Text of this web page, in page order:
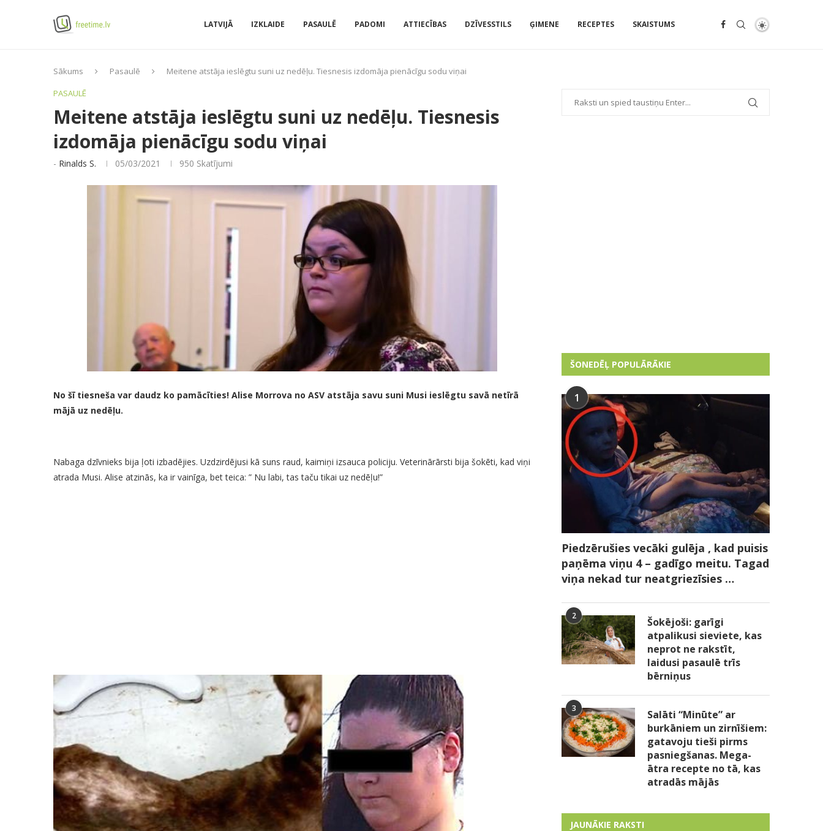
LATVIJĀ IZKLAIDE PASAULĒ PADOMI ATTIECĪBAS DZĪVESSTILS ĢIMENE RECEPTES SKAISTUMS
Sākums Pasaulē
Meitene atstāja ieslēgtu suni uz nedēļu. Tiesnesis izdomāja pienācīgu sodu viņai
PASAULĒ
Meitene atstāja ieslēgtu suni uz nedēļu. Tiesnesis
izdomāja pienācīgu sodu viņai
- Rinalds S. 05/03/2021 950 Skatījumi
No šī tiesneša var daudz ko pamācīties! Alise Morrova no ASV atstāja savu suni Musi ieslēgtu savā netīrā
mājā uz nedēļu.
Nabaga dzīvnieks bija ļoti izbadējies. Uzdzirdējusi kā suns raud, kaimiņi izsauca policiju. Veterinārārsti bija šokēti, kad viņi
atrada Musi. Alise atzinās, ka ir vainīga, bet teica: ” Nu labi, tas taču tikai uz nedēļu!”
ŠONEDĒĻ POPULĀRĀKIE
1
Piedzērušies vecāki gulēja , kad puisis
paņēma viņu 4 – gadīgo meitu. Tagad
viņa nekad tur neatgriezīsies …
2
Šokējoši: garīgi
atpalikusi sieviete, kas
neprot ne rakstīt,
laidusi pasaulē trīs
bērniņus
3
Salāti “Minūte” ar
burkāniem un zirnīšiem:
gatavoju tieši pirms
pasniegšanas. Mega-
ātra recepte no tā, kas
atradās mājās
JAUNĀKIE RAKSTI